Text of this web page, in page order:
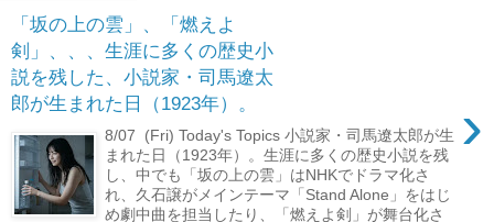
「坂の上の雲」、「燃えよ
剣」、、、生涯に多くの歴史小
説を残した、小説家・司馬遼太
郎が生まれた日（1923年）。
›
8/07 (Fri) Today's Topics 小説家・司馬遼太郎が生
まれた日（1923年）。生涯に多くの歴史小説を残
し、中でも「坂の上の雲」はNHKでドラマ化さ
れ、久石譲がメインテーマ「Stand Alone」をはじ
め劇中曲を担当したり、「燃えよ剣」が舞台化さ